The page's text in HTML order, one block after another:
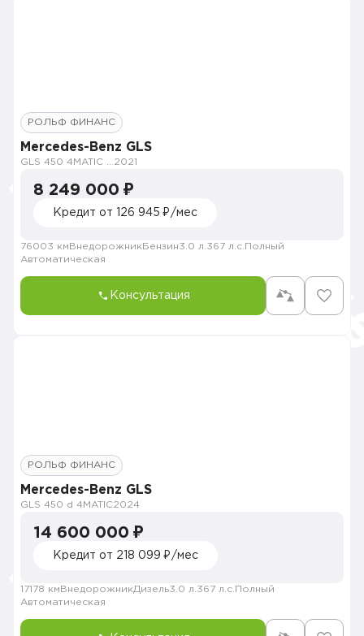
РОЛЬФ ФИНАНС
Mercedes-Benz GLS
2021
8 249 000 ₽
Кредит от 126 945 ₽/мес
76003 км Внедорожник Бензин3.0 л. 367 л.с. Полный
Автоматическая
Консультация
РОЛЬФ ФИНАНС
Mercedes-Benz GLS
GLS 450 d 4MATIC2024
14 600 000 ₽
Кредит от 218 099 ₽/мес
17178 км ВнедорожникДизель3.0 л. 367 л.с. Полный
Автоматическая